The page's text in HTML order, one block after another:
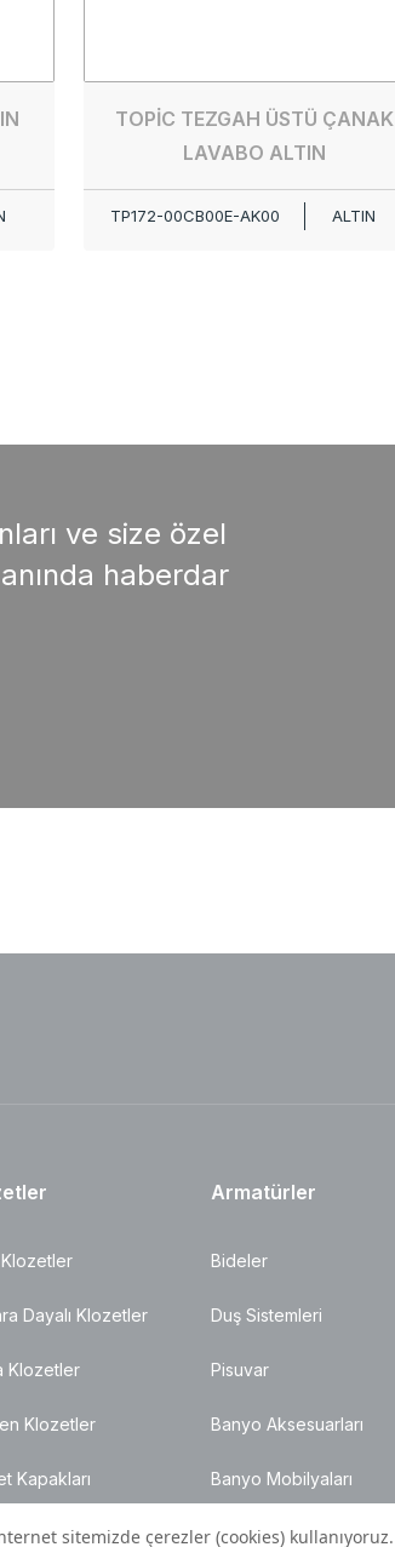
TOPİC TEZGAH ÜSTÜ ÇANAK
LAVABO ALTIN
TP172-00CB00E-AK00 ALTIN
ve size özel
haberdar
Klozetler
Dayalı Klozetler
Klozetler
Klozetler
Kapakları
Armatürler
Bideler
Duş Sistemleri
Pisuvar
Banyo Aksesuarları
Banyo Mobilyaları